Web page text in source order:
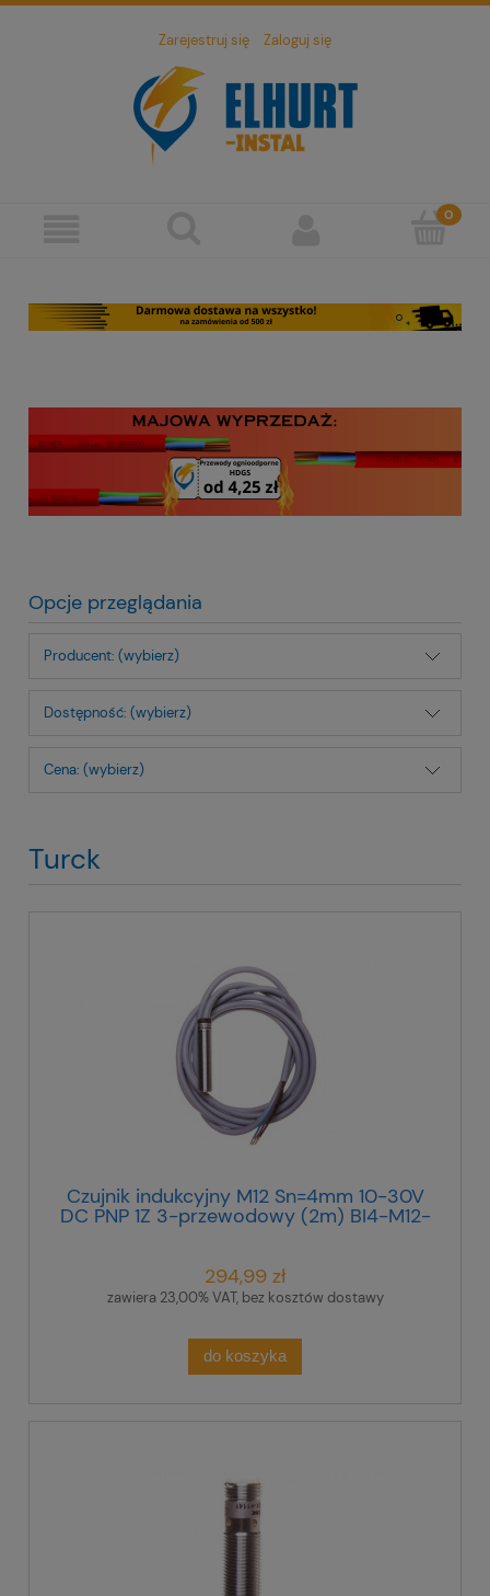
Zarejestruj się Zaloguj się
Opcje przeglądania
Producent: (wybierz)
Dostępność: (wybierz)
Cena: (wybierz)
Turck
Czujnik indukcyjny M12 Sn=4mm 10-30V
DC PNP 1Z 3-przewodowy (2m) BI4-M12-
AP6X 4607006
294,99 zł
zawiera 23,00% VAT, bez kosztów dostawy
do koszyka